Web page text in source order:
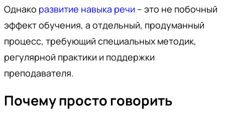
Однако развитие навыка речи – это не побочный
эффект обучения, а отдельный, продуманный
процесс, требующий специальных методик,
регулярной практики и поддержки
преподавателя.
Почему просто говорить